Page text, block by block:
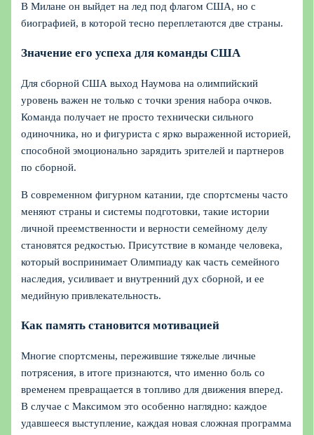
В Милане он выйдет на лед под флагом США, но с
биографией, в которой тесно переплетаются две страны.
Значение его успеха для команды США
Для сборной США выход Наумова на олимпийский
уровень важен не только с точки зрения набора очков.
Команда получает не просто технически сильного
одиночника, но и фигуриста с ярко выраженной историей,
способной эмоционально зарядить зрителей и партнеров
по сборной.
В современном фигурном катании, где спортсмены часто
меняют страны и системы подготовки, такие истории
личной преемственности и верности семейному делу
становятся редкостью. Присутствие в команде человека,
который воспринимает Олимпиаду как часть семейного
наследия, усиливает и внутренний дух сборной, и ее
медийную привлекательность.
Как память становится мотивацией
Многие спортсмены, пережившие тяжелые личные
потрясения, в итоге признаются, что именно боль со
временем превращается в топливо для движения вперед.
В случае с Максимом это особенно наглядно: каждое
удавшееся выступление, каждая новая сложная программа